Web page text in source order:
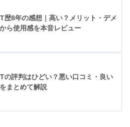
歴8年の感想｜高い？メリット・デメ
ら使用感を本音レビュー
の評判はひどい？悪い口コミ・良い
まとめて解説